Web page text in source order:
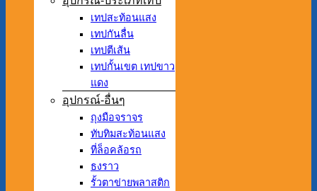
เทปสะท้อนแสง
เทปกันลื่น
เทปตีเส้น
เทปกั้นเขต เทปขาว
แดง
อุปกรณ์-อื่นๆ
ถุงมือจราจร
ทับทิมสะท้อนแสง
ที่ล็อคล้อรถ
ธงราว
รั้วตาข่ายพลาสติก